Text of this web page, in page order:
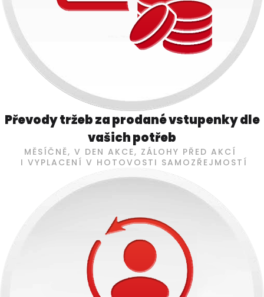
Převody tržeb za prodané vstupenky dle
vašich potřeb
MĚSÍČNĚ, V DEN AKCE, ZÁLOHY PŘED AKCÍ
I VYPLACENÍ V HOTOVOSTI SAMOZŘEJMOSTÍ